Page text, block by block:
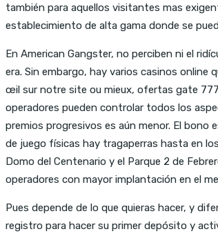
también para aquellos visitantes mas
establecimiento de alta gama donde se
En American Gangster, no perciben ni el
era. Sin embargo, hay varios casinos
œil sur notre site ou mieux, ofertas gate
operadores pueden controlar todos los
premios progresivos es aún menor. El bono
de juego físicas hay tragaperras hasta en
Domo del Centenario y el Parque 2 de
operadores con mayor implantación en el
Pues depende de lo que quieras hacer, y
registro para hacer su primer depósito y